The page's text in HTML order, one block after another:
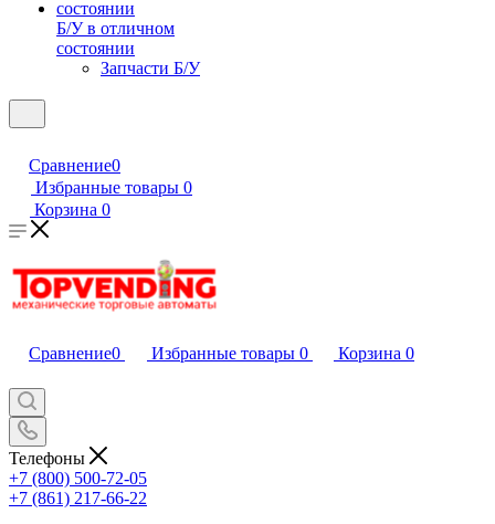
Б/У в отличном
состоянии
Запчасти Б/У
Сравнение0
Избранные товары 0
Корзина 0
Сравнение0 Избранные товары 0 Корзина 0
Телефоны
+7 (800) 500-72-05
+7 (861) 217-66-22